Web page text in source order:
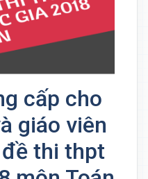
cấp cho
giáo viên
thi thpt